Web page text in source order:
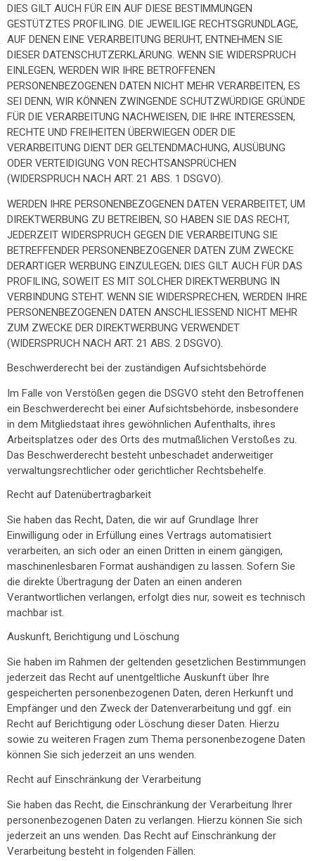
DIES GILT AUCH FÜR EIN AUF DIESE BESTIMMUNGEN
GESTÜTZTES PROFILING. DIE JEWEILIGE RECHTSGRUNDLAGE,
AUF DENEN EINE VERARBEITUNG BERUHT, ENTNEHMEN SIE
DIESER DATENSCHUTZERKLÄRUNG. WENN SIE WIDERSPRUCH
EINLEGEN, WERDEN WIR IHRE BETROFFENEN
PERSONENBEZOGENEN DATEN NICHT MEHR VERARBEITEN, ES
SEI DENN, WIR KÖNNEN ZWINGENDE SCHUTZWÜRDIGE GRÜNDE
FÜR DIE VERARBEITUNG NACHWEISEN, DIE IHRE INTERESSEN,
RECHTE UND FREIHEITEN ÜBERWIEGEN ODER DIE
VERARBEITUNG DIENT DER GELTENDMACHUNG, AUSÜBUNG
ODER VERTEIDIGUNG VON RECHTSANSPRÜCHEN
(WIDERSPRUCH NACH ART. 21 ABS. 1 DSGVO).
WERDEN IHRE PERSONENBEZOGENEN DATEN VERARBEITET, UM
DIREKTWERBUNG ZU BETREIBEN, SO HABEN SIE DAS RECHT,
JEDERZEIT WIDERSPRUCH GEGEN DIE VERARBEITUNG SIE
BETREFFENDER PERSONENBEZOGENER DATEN ZUM ZWECKE
DERARTIGER WERBUNG EINZULEGEN; DIES GILT AUCH FÜR DAS
PROFILING, SOWEIT ES MIT SOLCHER DIREKTWERBUNG IN
VERBINDUNG STEHT. WENN SIE WIDERSPRECHEN, WERDEN IHRE
PERSONENBEZOGENEN DATEN ANSCHLIESSEND NICHT MEHR
ZUM ZWECKE DER DIREKTWERBUNG VERWENDET
(WIDERSPRUCH NACH ART. 21 ABS. 2 DSGVO).
Beschwerde­recht bei der zuständigen Aufsichts­behörde
Im Falle von Verstößen gegen die DSGVO steht den Betroffenen
ein Beschwerderecht bei einer Aufsichtsbehörde, insbesondere
in dem Mitgliedstaat ihres gewöhnlichen Aufenthalts, ihres
Arbeitsplatzes oder des Orts des mutmaßlichen Verstoßes zu.
Das Beschwerderecht besteht unbeschadet anderweitiger
verwaltungsrechtlicher oder gerichtlicher Rechtsbehelfe.
Recht auf Daten­übertrag­barkeit
Sie haben das Recht, Daten, die wir auf Grundlage Ihrer
Einwilligung oder in Erfüllung eines Vertrags automatisiert
verarbeiten, an sich oder an einen Dritten in einem gängigen,
maschinenlesbaren Format aushändigen zu lassen. Sofern Sie
die direkte Übertragung der Daten an einen anderen
Verantwortlichen verlangen, erfolgt dies nur, soweit es technisch
machbar ist.
Auskunft, Berichtigung und Löschung
Sie haben im Rahmen der geltenden gesetzlichen Bestimmungen
jederzeit das Recht auf unentgeltliche Auskunft über Ihre
gespeicherten personenbezogenen Daten, deren Herkunft und
Empfänger und den Zweck der Datenverarbeitung und ggf. ein
Recht auf Berichtigung oder Löschung dieser Daten. Hierzu
sowie zu weiteren Fragen zum Thema personenbezogene Daten
können Sie sich jederzeit an uns wenden.
Recht auf Einschränkung der Verarbeitung
Sie haben das Recht, die Einschränkung der Verarbeitung Ihrer
personenbezogenen Daten zu verlangen. Hierzu können Sie sich
jederzeit an uns wenden. Das Recht auf Einschränkung der
Verarbeitung besteht in folgenden Fällen: